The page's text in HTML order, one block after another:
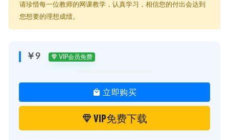
┃ ┣━━工业区位因素.mp4 [35.8M]
┃ ┣━━河流水纹特征及其成因.mp4 [58M]
┃ ┣━━泥沙沉积原因.mp4 [34.2M]
┃ ┣━━农产品种植条件.mp4 [26.7M]
┃ ┣━━气候影响因素分析.mp4 [40M]
┃ ┣━━湿地的成因.mp4 [27.2M]
┃ ┣━━是否发展某事物.mp4 [61.4M]
┃ ┣━━水利工程影响.mp4 [86.1M]
┃ ┣━━水土流失原因.mp4 [45.9M]
┃ ┣━━水土流失治理措施.mp4 [23M]
请珍惜每一位教师的网课教学，认真学习，相信您的付出会达到
您想要的理想成绩。
￥9 VIP会员免费
立即购买
VIP免费下载